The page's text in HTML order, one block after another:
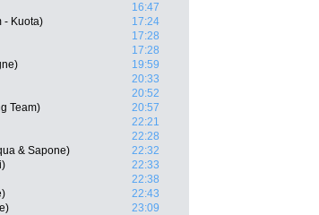
16:47
- Kuota)
17:24
17:28
17:28
19:59
20:33
20:52
Team)
20:57
22:21
22:28
& Sapone)
22:32
22:33
22:38
22:43
23:09